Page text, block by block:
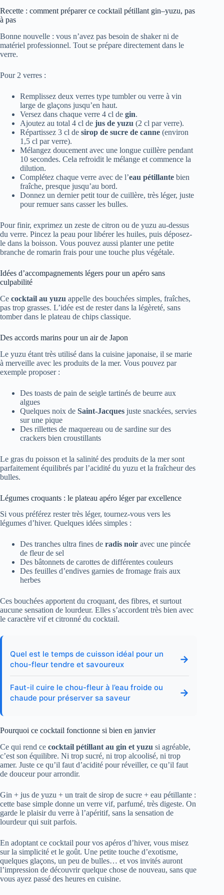
Recette : comment préparer ce cocktail pétillant gin–yuzu, pas
à pas
Bonne nouvelle : vous n’avez pas besoin de shaker ni de
matériel professionnel. Tout se prépare directement dans le
verre.
Pour 2 verres :
Remplissez deux verres type tumbler ou verre à vin
large de glaçons jusqu’en haut.
Versez dans chaque verre 4 cl de gin.
Ajoutez au total 4 cl de jus de yuzu (2 cl par verre).
Répartissez 3 cl de sirop de sucre de canne (environ
1,5 cl par verre).
Mélangez doucement avec une longue cuillère pendant
10 secondes. Cela refroidit le mélange et commence la
dilution.
Complétez chaque verre avec de l’eau pétillante bien
fraîche, presque jusqu’au bord.
Donnez un dernier petit tour de cuillère, très léger, juste
pour remuer sans casser les bulles.
Pour finir, exprimez un zeste de citron ou de yuzu au-dessus
du verre. Pincez la peau pour libérer les huiles, puis déposez-
le dans la boisson. Vous pouvez aussi planter une petite
branche de romarin frais pour une touche plus végétale.
Idées d’accompagnements légers pour un apéro sans
culpabilité
Ce cocktail au yuzu appelle des bouchées simples, fraîches,
pas trop grasses. L’idée est de rester dans la légèreté, sans
tomber dans le plateau de chips classique.
Des accords marins pour un air de Japon
Le yuzu étant très utilisé dans la cuisine japonaise, il se marie
à merveille avec les produits de la mer. Vous pouvez par
exemple proposer :
Des toasts de pain de seigle tartinés de beurre aux
algues
Quelques noix de Saint-Jacques juste snackées, servies
sur une pique
Des rillettes de maquereau ou de sardine sur des
crackers bien croustillants
Le gras du poisson et la salinité des produits de la mer sont
parfaitement équilibrés par l’acidité du yuzu et la fraîcheur des
bulles.
Légumes croquants : le plateau apéro léger par excellence
Si vous préférez rester très léger, tournez-vous vers les
légumes d’hiver. Quelques idées simples :
Des tranches ultra fines de radis noir avec une pincée
de fleur de sel
Des bâtonnets de carottes de différentes couleurs
Des feuilles d’endives garnies de fromage frais aux
herbes
Ces bouchées apportent du croquant, des fibres, et surtout
aucune sensation de lourdeur. Elles s’accordent très bien avec
le caractère vif et citronné du cocktail.
Quel est le temps de cuisson idéal pour un
chou-fleur tendre et savoureux
→
Faut-il cuire le chou-fleur à l’eau froide ou
chaude pour préserver sa saveur
→
Pourquoi ce cocktail fonctionne si bien en janvier
Ce qui rend ce cocktail pétillant au gin et yuzu si agréable,
c’est son équilibre. Ni trop sucré, ni trop alcoolisé, ni trop
amer. Juste ce qu’il faut d’acidité pour réveiller, ce qu’il faut
de douceur pour arrondir.
Gin + jus de yuzu + un trait de sirop de sucre + eau pétillante :
cette base simple donne un verre vif, parfumé, très digeste. On
garde le plaisir du verre à l’apéritif, sans la sensation de
lourdeur qui suit parfois.
En adoptant ce cocktail pour vos apéros d’hiver, vous misez
sur la simplicité et le goût. Une petite touche d’exotisme,
quelques glaçons, un peu de bulles… et vos invités auront
l’impression de découvrir quelque chose de nouveau, sans que
vous ayez passé des heures en cuisine.